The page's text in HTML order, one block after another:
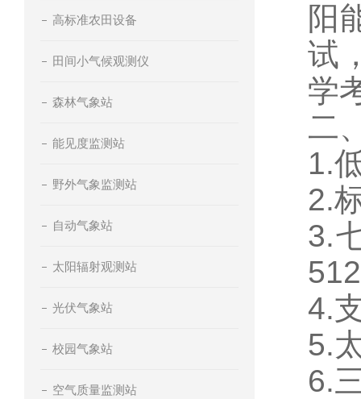
高标准农田设备
田间小气候观测仪
森林气象站
能见度监测站
野外气象监测站
自动气象站
太阳辐射观测站
光伏气象站
校园气象站
空气质量监测站
阳
试
学
二
1.
2.
3.
4.
5.
6.